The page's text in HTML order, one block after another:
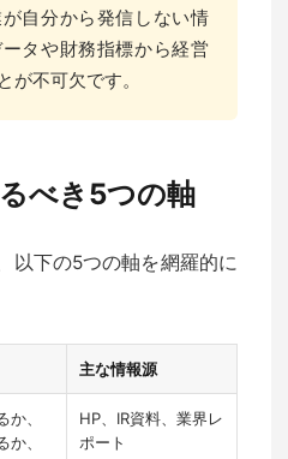
自分から発信しない情
タや財務指標から経営
が不可欠です。
べき5つの軸
以下の5つの軸を網羅的に
主な情報源
、
、
HP、IR資料、業界レ
ポート